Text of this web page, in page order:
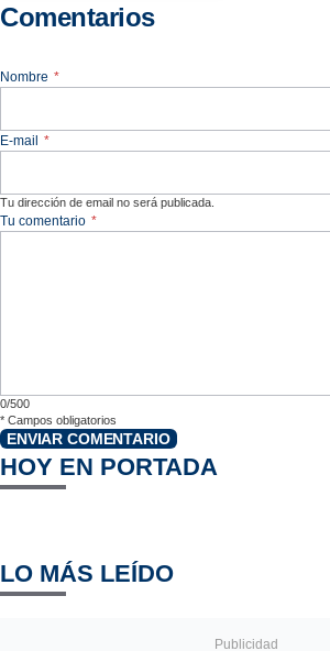
Comentarios
Nombre *
E-mail *
Tu dirección de email no será publicada.
Tu comentario *
0/500
* Campos obligatorios
ENVIAR COMENTARIO
HOY EN PORTADA
LO MÁS LEÍDO